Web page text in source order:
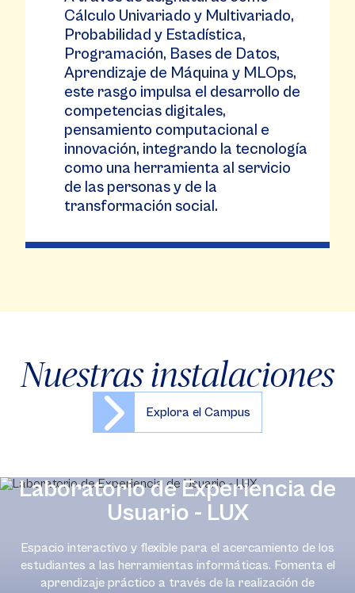
Cálculo Univariado y Multivariado,
Probabilidad y Estadística,
Programación, Bases de Datos,
Aprendizaje de Máquina y MLOps,
este rasgo impulsa el desarrollo de
competencias digitales,
pensamiento computacional e
innovación, integrando la tecnología
como una herramienta al servicio
de las personas y de la
transformación social.
Nuestras instalaciones
Explora el Campus
Laboratorio de Experiencia de
Usuario - LUX
Espacio interactivo y flexible para el acercamiento de los
estudiantes a las herramientas informáticas. Fomenta el
aprendizaje práctico a través de la realización de